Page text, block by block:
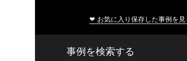
❤ お気に入り保存した事例を見
事例を検索する